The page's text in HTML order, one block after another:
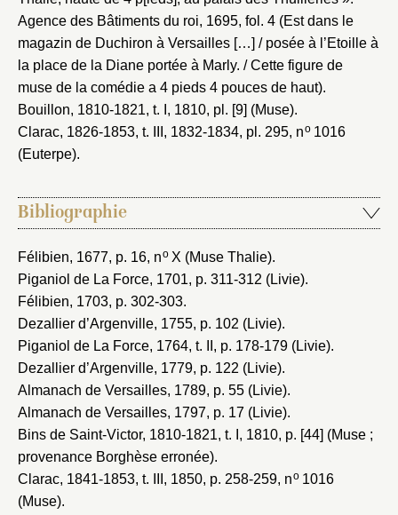
Agence des Bâtiments du roi, 1695, fol. 4 (Est dans le
magazin de Duchiron à Versailles […] / posée à l’Etoille à
la place de la Diane portée à Marly. / Cette figure de
muse de la comédie a 4 pieds 4 pouces de haut).
Bouillon, 1810-1821, t. I, 1810, pl. [9] (Muse).
Clarac, 1826-1853, t. III, 1832-1834, pl. 295, no1016
(Euterpe).
Bibliographie
Félibien, 1677, p. 16, noX (Muse Thalie).
Piganiol de La Force, 1701, p. 311-312 (Livie).
Félibien, 1703, p. 302-303.
Dezallier d’Argenville, 1755, p. 102 (Livie).
Piganiol de La Force, 1764, t. II, p. 178-179 (Livie).
Dezallier d’Argenville, 1779, p. 122 (Livie).
Almanach de Versailles, 1789, p. 55 (Livie).
Almanach de Versailles, 1797, p. 17 (Livie).
Bins de Saint-Victor, 1810-1821, t. I, 1810, p. [44] (Muse ;
provenance Borghèse erronée).
Clarac, 1841-1853, t. III, 1850, p. 258-259, no1016
(Muse).